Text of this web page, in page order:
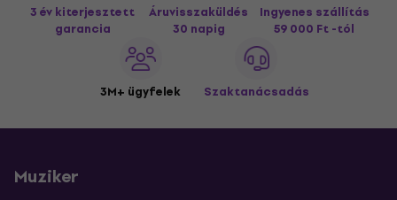
3 év kiterjesztett
garancia
Áruvisszaküldés
30 napig
Ingyenes szállítás
59 000 Ft -tól
3M+ ügyfelek Szaktanácsadás
Muziker